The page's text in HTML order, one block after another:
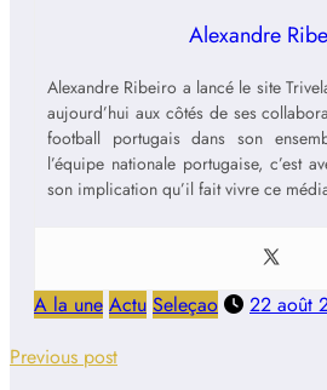
Alexandre
Alexandre Ribeiro a lancé le site
aujourd’hui aux côtés de ses
football portugais dans son
l’équipe nationale portugaise, c’est
son implication qu’il fait vivre ce
A la une Actu Seleçao 22 août
Previous post